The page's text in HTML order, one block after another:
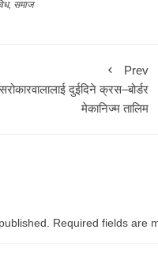
, समाज
Prev
दुईदिने क्रस–बोर्डर
मेकानिज्म तालिम
Required fields are